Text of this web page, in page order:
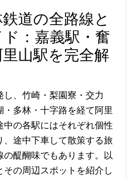
道の全路線と
：嘉義駅・奮
山駅を完全解
、竹崎・梨園寮・交力
多林・十字路を経て阿里
中の各駅にはそれぞれ個性
、途中下車して散策する旅
醍醐味でもあります。以
の周辺スポットを紹介し